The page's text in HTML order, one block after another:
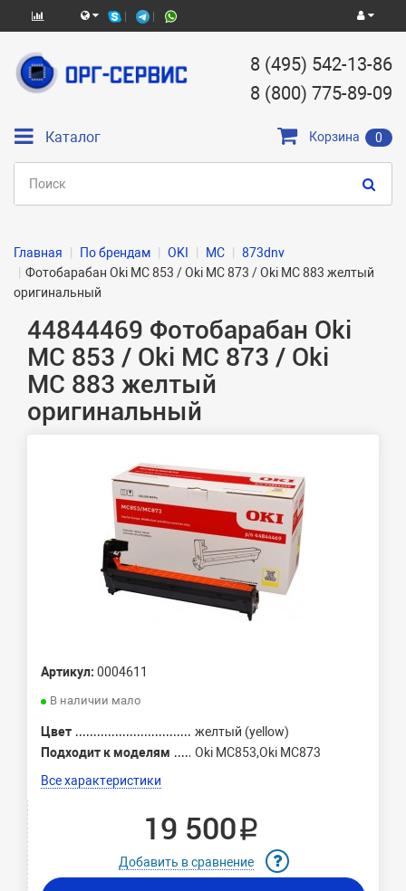
8 (495) 542-13-86
8 (800) 775-89-09
Каталог Корзина 0
Главная По брендам OKI MC
873dnv
Фотобарабан Oki MC 853 / Oki MC 873 / Oki MC 883 желтый
оригинальный
44844469 Фотобарабан Oki
MC 853 / Oki MC 873 / Oki
MC 883 желтый
оригинальный
Артикул: 0004611
В наличии мало
Цвет
желтый (yellow)
Подходит к моделям
Oki MC853,Oki MC873
Все характеристики
19 500 ₽
Добавить в сравнение